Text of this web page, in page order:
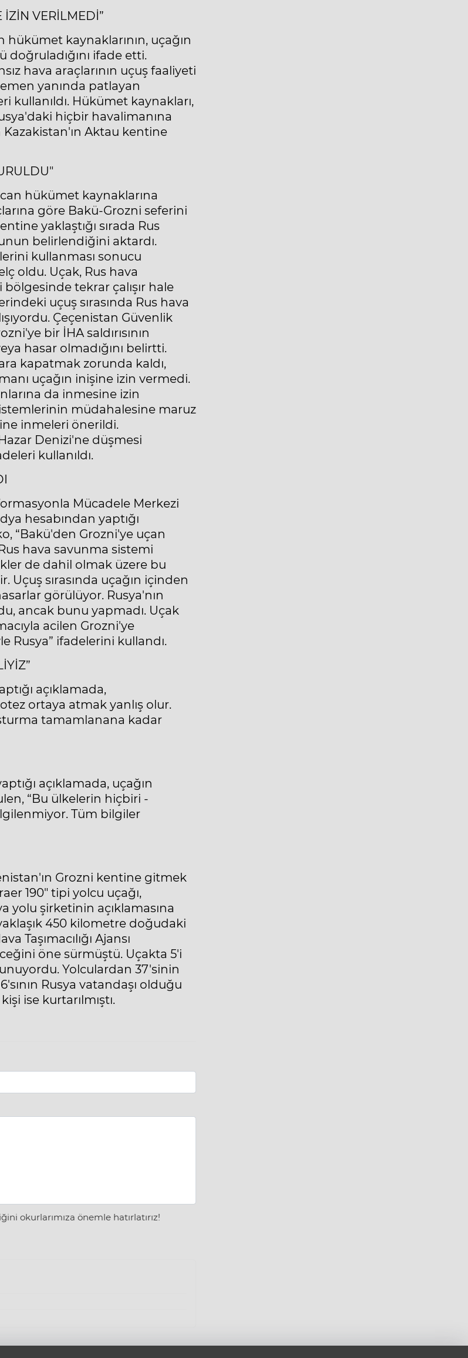
İZİN VERİLMEDİ”
kaynaklarının, uçağın
doğruladığını ifade etti.
hava araçlarının uçuş faaliyeti
yanında patlayan
kullanıldı. Hükümet kaynakları,
hiçbir havalimanına
Aktau kentine
hükümet kaynaklarına
göre Bakü-Grozni seferini
yaklaştığı sırada Rus
belirlendiğini aktardı.
kullanması sonucu
oldu. Uçak, Rus hava
tekrar çalışır hale
uçuş sırasında Rus hava
Çeçenistan Güvenlik
bir İHA saldırısının
hasar olmadığını belirtti.
kapatmak zorunda kaldı,
uçağın inişine izin vermedi.
da inmesine izin
müdahalesine maruz
inmeleri önerildi.
Denizi'ne düşmesi
kullanıldı.
Mücadele Merkezi
hesabından yaptığı
“Bakü'den Grozni'ye uçan
hava savunma sistemi
de dahil olmak üzere bu
sırasında uçağın içinden
görülüyor. Rusya'nın
ancak bunu yapmadı. Uçak
acilen Grozni'ye
Rusya” ifadelerini kullandı.
açıklamada,
ortaya atmak yanlış olur.
tamamlanana kadar
açıklamada, uçağın
“Bu ülkelerin hiçbiri -
Tüm bilgiler
Grozni kentine gitmek
190" tipi yolcu uçağı,
yolu şirketinin açıklamasına
450 kilometre doğudaki
Taşımacılığı Ajansı
öne sürmüştü. Uçakta 5'i
Yolculardan 37'sinin
Rusya vatandaşı olduğu
ise kurtarılmıştı.
okurlarımıza önemle hatırlatırız!